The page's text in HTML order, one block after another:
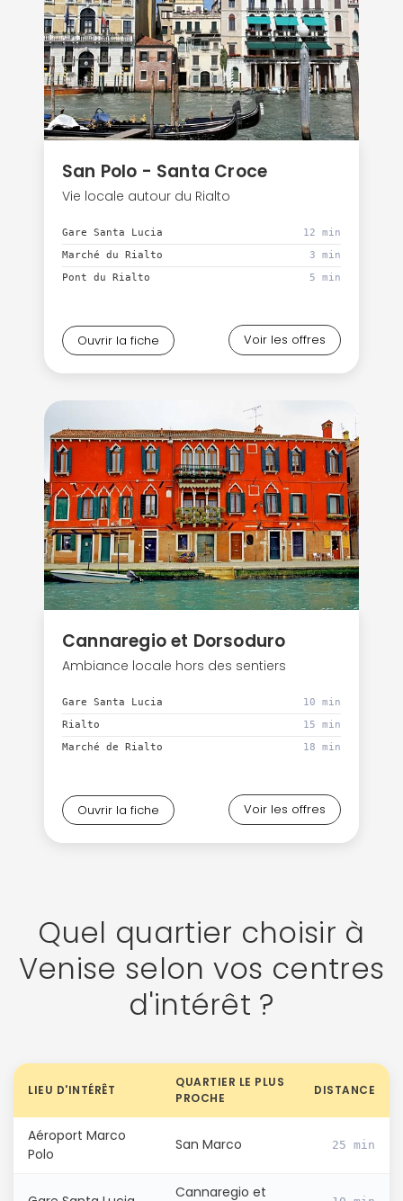
San Polo - Santa Croce
Vie locale autour du Rialto
Gare Santa Lucia
12 min
Marché du Rialto
3 min
Pont du Rialto
5 min
Ouvrir la fiche Voir les offres
Cannaregio et Dorsoduro
Ambiance locale hors des sentiers
Gare Santa Lucia
10 min
Rialto
15 min
Marché de Rialto
18 min
Ouvrir la fiche Voir les offres
Quel quartier choisir à
Venise selon vos centres
d'intérêt ?
LIEU D'INTÉRÊT
QUARTIER LE PLUS
PROCHE
DISTANCE
Aéroport Marco
Polo
San Marco 25 min
Cannaregio et